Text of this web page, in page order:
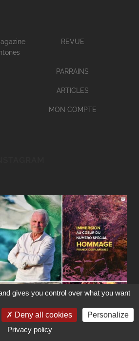
REVUE
PARRAINS
ARTICLES
MON COMPTE
gives you control over what you want
Deny all cookies
Personalize
Privacy policy